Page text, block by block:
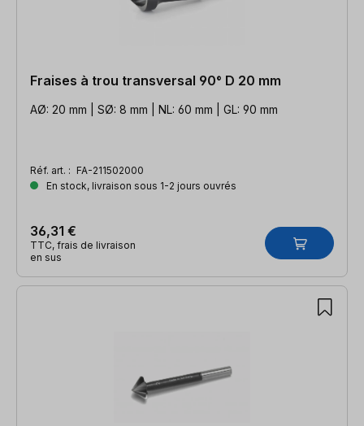
Fraises à trou transversal 90° D 20 mm
AØ: 20 mm | SØ: 8 mm | NL: 60 mm | GL: 90 mm
Réf. art. : FA-211502000
En stock, livraison sous 1-2 jours ouvrés
36,31 €
TTC, frais de livraison
en sus